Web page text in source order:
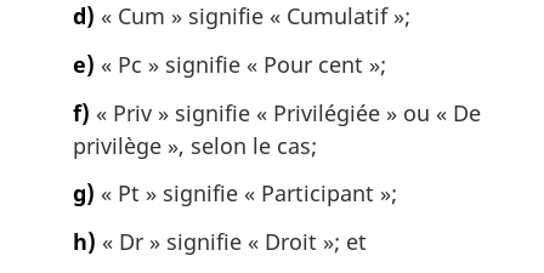
d) « Cum » signifie « Cumulatif »;
e) « Pc » signifie « Pour cent »;
f) « Priv » signifie « Privilégiée » ou « De
privilège », selon le cas;
g) « Pt » signifie « Participant »;
h) « Dr » signifie « Droit »; et